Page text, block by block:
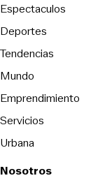
Espectaculos
Deportes
Tendencias
Mundo
Emprendimiento
Servicios
Urbana
Nosotros